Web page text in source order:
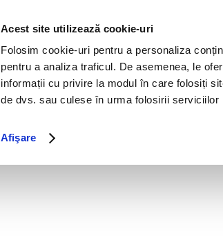
Acest site utilizează cookie-uri
Folosim cookie-uri pentru a personaliza
pentru a analiza traficul. De asemenea, le
informații cu privire la modul în care folosiți
de dvs. sau culese în urma folosirii serviciilor
Afişare